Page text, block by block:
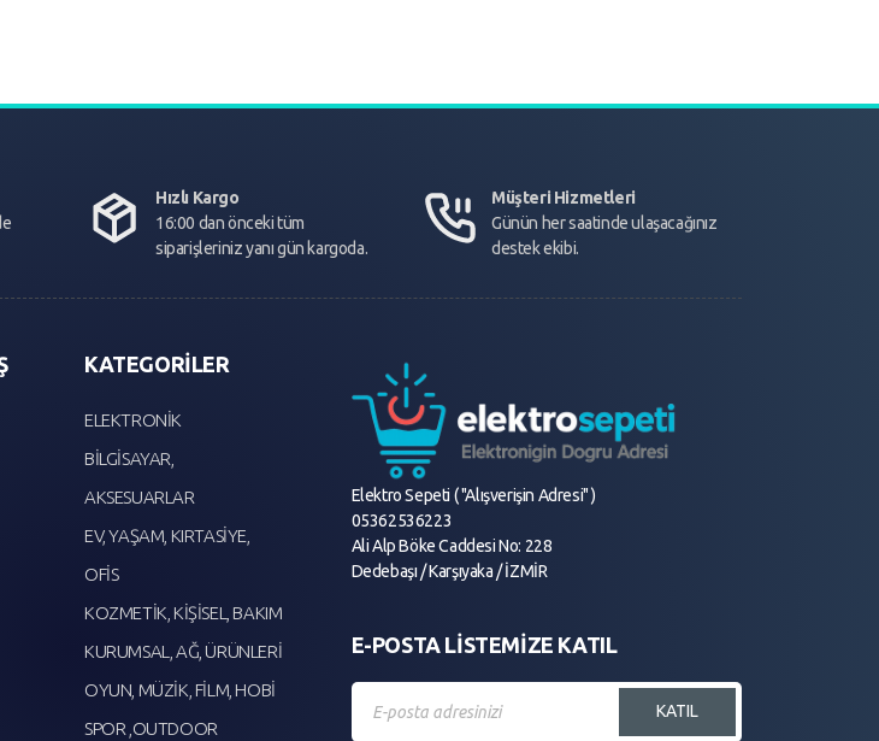
Hızlı Kargo
16:00 dan önceki tüm
siparişleriniz yanı gün kargoda.
Müşteri Hizmetleri
Günün her saatinde ulaşacağınız
destek ekibi.
KATEGORİLER
ELEKTRONİK
BİLGİSAYAR,
AKSESUARLAR
EV, YAŞAM, KIRTASİYE,
OFİS
KOZMETİK, KİŞİSEL, BAKIM
KURUMSAL, AĞ, ÜRÜNLERİ
OYUN, MÜZİK, FİLM, HOBİ
SPOR ,OUTDOOR
Elektro Sepeti ( "Alışverişin Adresi" )
05362536223
Ali Alp Böke Caddesi No: 228
Dedebaşı / Karşıyaka / İZMİR
E-POSTA LİSTEMİZE KATIL
KATIL